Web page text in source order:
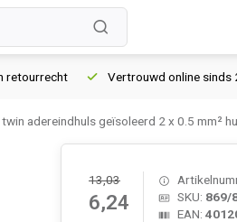
Vertrouwd online sinds
adereindhuls geïsoleerd 2 x 0.5 mm²
13,03
6,24
SKU: 869/
EAN: